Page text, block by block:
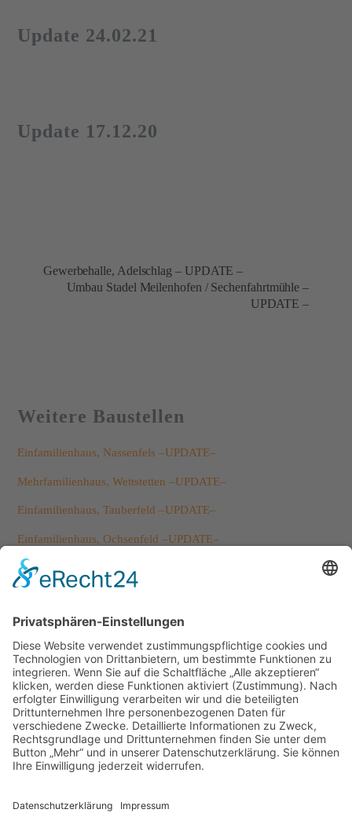
Update 24.02.21
Update 17.12.20
Gewerbehalle, Adelschlag – UPDATE –
Umbau Stadel Meilenhofen / Sechenfahrtmühle –
UPDATE –
Weitere Baustellen
Einfamilienhaus, Nassenfels –UPDATE–
Mehrfamilienhaus, Wettstetten –UPDATE–
Einfamilienhaus, Tauberfeld –UPDATE–
Einfamilienhaus, Ochsenfeld –UPDATE–
Einfamilienhaus, Schernfeld –UPDATE–
Kategorien
Allgemein
Ausbildung
Auszeichnungen
Baustellen